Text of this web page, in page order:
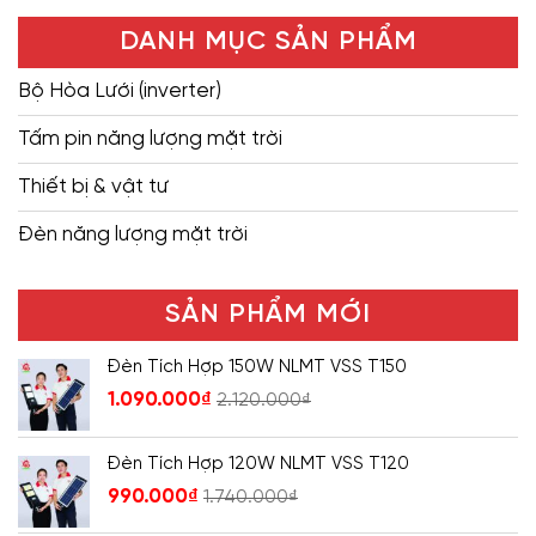
DANH MỤC SẢN PHẨM
Bộ Hòa Lưới (inverter)
Tấm pin năng lượng mặt trời
Thiết bị & vật tư
Đèn năng lượng mặt trời
SẢN PHẨM MỚI
Đèn Tích Hợp 150W NLMT VSS T150
1.090.000₫ 2.120.000₫
Đèn Tích Hợp 120W NLMT VSS T120
990.000₫ 1.740.000₫